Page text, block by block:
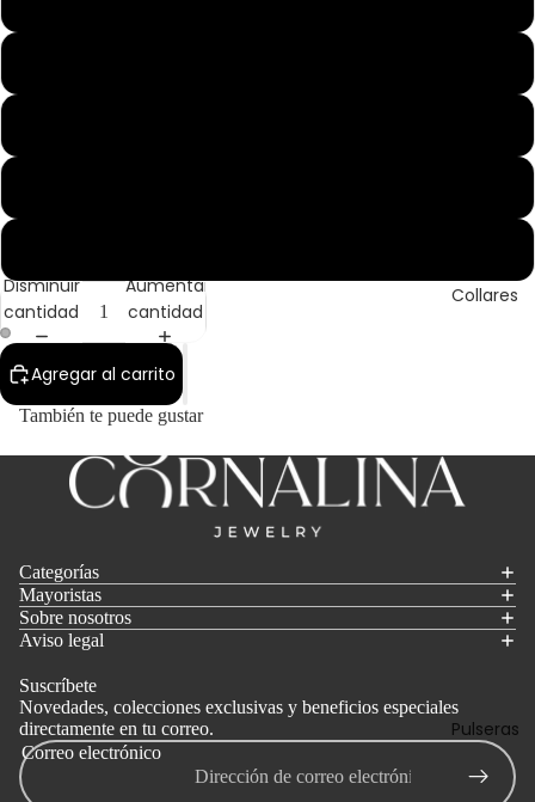
Collares
Pulseras
Disminuir
cantidad
Aumentar
cantidad
Agregar al carrito
También te puede gustar
Categorías
Mayoristas
Sobre nosotros
Aviso legal
Suscríbete
Novedades, colecciones exclusivas y beneficios especiales
directamente en tu correo.
Correo electrónico